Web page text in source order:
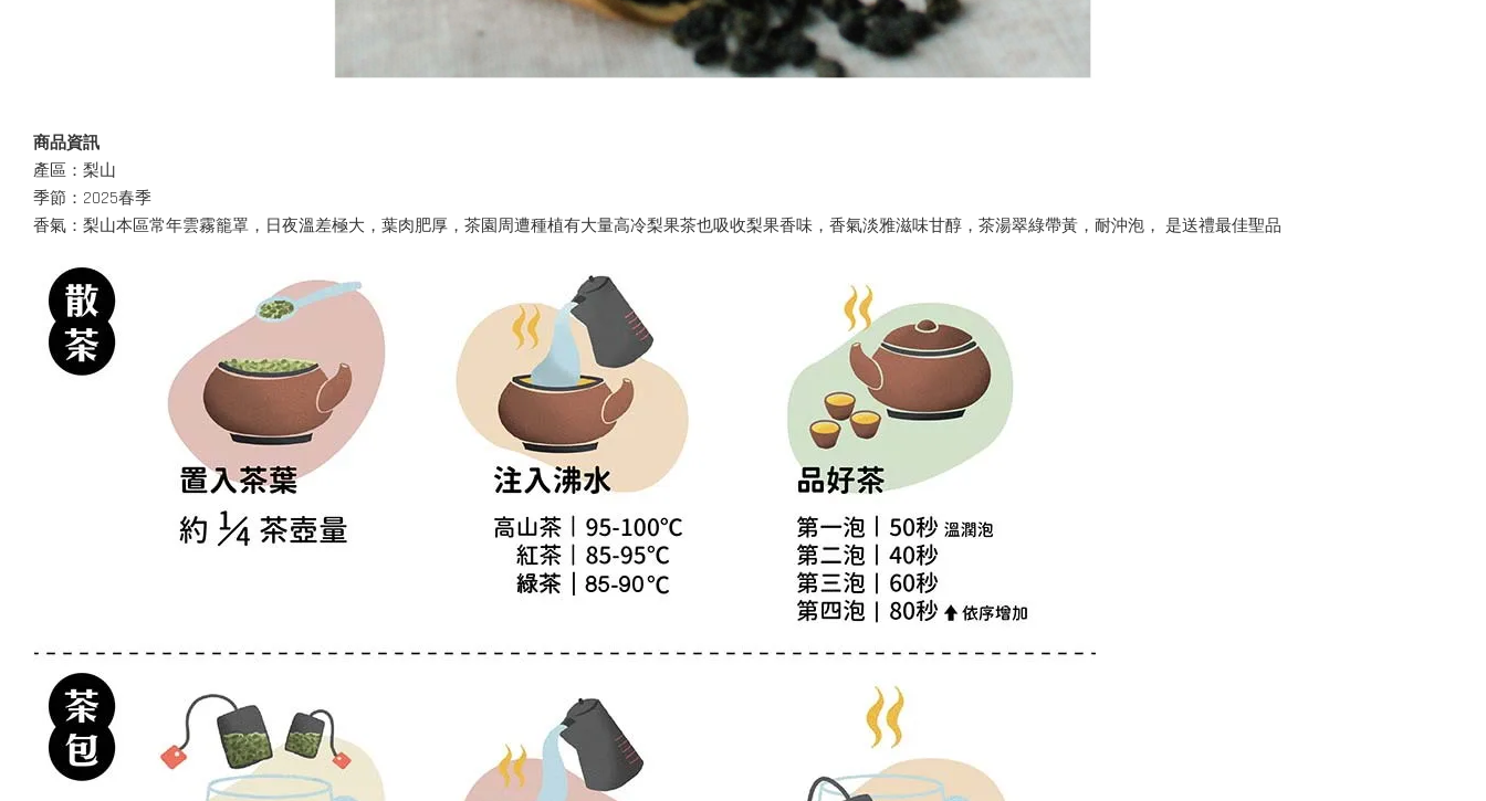
商品資訊
產區：梨山
季節：2025春季
香氣：梨山本區常年雲霧籠罩，日夜溫差極大，葉肉肥厚，茶園周遭種植有大量高冷梨果茶也吸收梨果香味，香氣淡雅滋味甘醇，茶湯翠綠帶黃，耐沖泡， 是送禮最佳聖品